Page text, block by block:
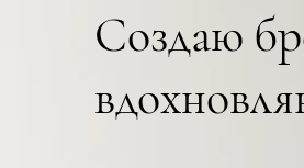
Создаю